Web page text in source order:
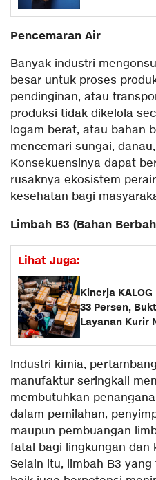
Pencemaran Air
Banyak industri
besar untuk proses
pendinginan, atau
produksi tidak dikelola
logam berat, atau bahan
mencemari sungai,
Konsekuensinya dapat
rusaknya ekosistem
kesehatan bagi
Limbah B3 (Bahan
Lihat Juga:
Kinerja
33 Persen,
Layanan Kurir
Industri kimia,
manufaktur seringkali
membutuhkan
dalam pemilahan,
maupun pembuangan
fatal bagi lingkungan dan
Selain itu, limbah B3